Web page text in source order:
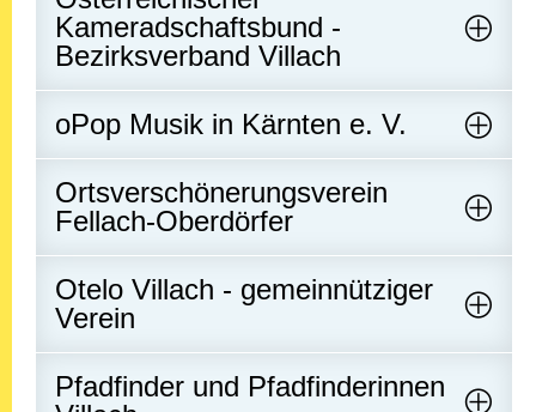
Kameradschaftsbund -
Bezirksverband Villach
oPop Musik in Kärnten e. V.
Ortsverschönerungsverein
Fellach-Oberdörfer
Otelo Villach - gemeinnütziger
Verein
Pfadfinder und Pfadfinderinnen